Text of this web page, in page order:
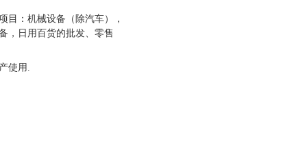
目：机械设备（除汽车），
，日用百货的批发、零售
使用 .